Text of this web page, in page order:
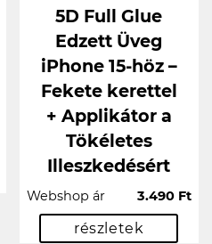
5D Full Glue
Edzett Üveg
iPhone 15-höz –
Fekete kerettel
+ Applikátor a
Tökéletes
Illeszkedésért
Webshop ár 3.490 Ft
részletek